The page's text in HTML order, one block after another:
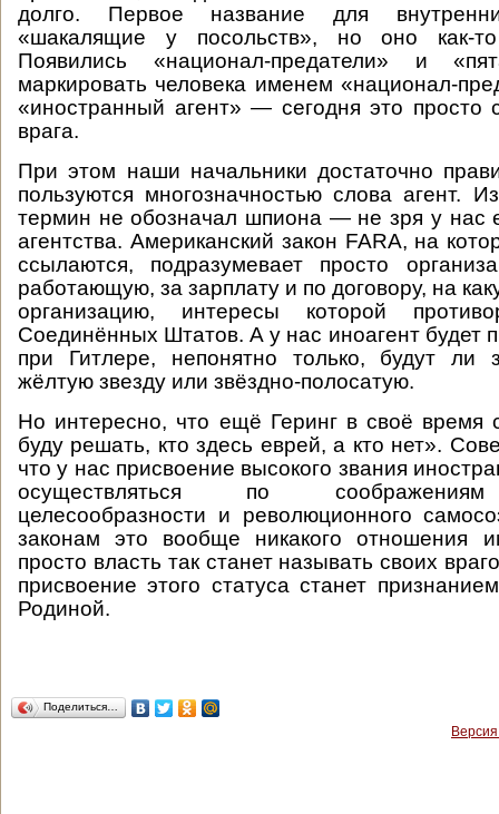
долго. Первое название для
«шакалящие у посольств», но оно как-
Появились «национал-предатели» и
маркировать человека именем «национал-
«иностранный агент» — сегодня это просто
врага.
При этом наши начальники достаточно
пользуются многозначностью слова агент.
термин не обозначал шпиона — не зря у нас
агентства. Американский закон FARA, на
ссылаются, подразумевает просто
работающую, за зарплату и по договору, на
организацию, интересы которой
Соединённых Штатов. А у нас иноагент будет
при Гитлере, непонятно только, будут ли
жёлтую звезду или звёздно-полосатую.
Но интересно, что ещё Геринг в своё время
буду решать, кто здесь еврей, а кто нет».
что у нас присвоение высокого звания
осуществляться по соображениям
целесообразности и революционного
законам это вообще никакого отношения
просто власть так станет называть своих
присвоение этого статуса станет
Родиной.
Поделиться…